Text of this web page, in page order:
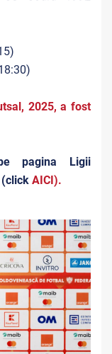
2025, a fost
pagina Ligii
(click AICI).